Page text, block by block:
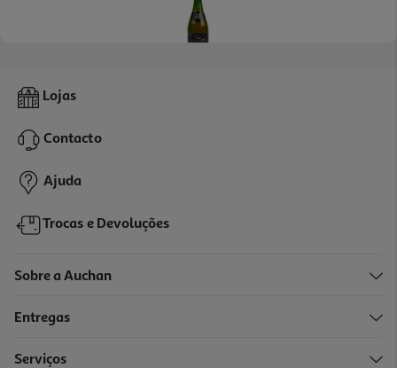
Sidra De Normandia Auchan Doce 0.75l
3,19 €
-44%
Lojas
Contacto
Ajuda
Trocas e Devoluções
Sobre a Auchan
Entregas
Serviços